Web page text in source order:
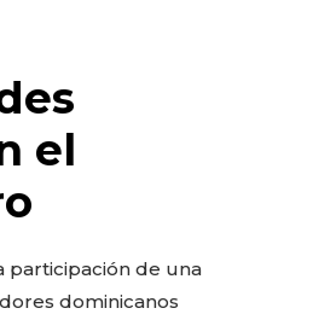
el
participación de una
dominicanos